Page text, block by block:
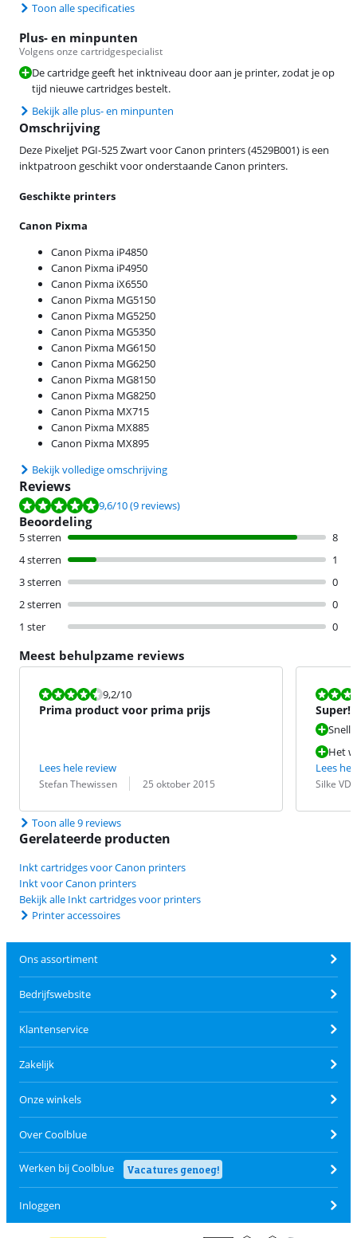
Toon alle specificaties
Plus- en minpunten
Volgens onze cartridgespecialist
De cartridge geeft het inktniveau door aan je printer, zodat je op
tijd nieuwe cartridges bestelt.
Bekijk alle plus- en minpunten
Omschrijving
Deze Pixeljet PGI-525 Zwart voor Canon printers (4529B001) is een
inktpatroon geschikt voor onderstaande Canon printers.
Geschikte printers
Canon Pixma
Canon Pixma iP4850
Canon Pixma iP4950
Canon Pixma iX6550
Canon Pixma MG5150
Canon Pixma MG5250
Canon Pixma MG5350
Canon Pixma MG6150
Canon Pixma MG6250
Canon Pixma MG8150
Canon Pixma MG8250
Canon Pixma MX715
Canon Pixma MX885
Canon Pixma MX895
Bekijk volledige omschrijving
Reviews
Beoordeling is 9,6 van de 10, gebaseerd op 9 reviews.
9,6/10(9 reviews)
Beoordeling
5 sterren
8
4 sterren
1
3 sterren
0
2 sterren
0
1 ster
0
Meest behulpzame reviews
Beoordeling is 9,2 van de 10.
9,2/10
Prima product voor prima prijs
Lees hele review
Beoordeling door:
Stefan Thewissen
Datum: 25 oktober 2015
Super!
Het
Lees
Silke
Datum:
Toon alle 9 reviews
Gerelateerde producten
Inkt cartridges voor Canon printers
Inkt voor Canon printers
Bekijk alle Inkt cartridges voor printers
Printer accessoires
Ons assortiment
Bedrijfswebsite
Klantenservice
Zakelijk
Onze winkels
Over Coolblue
Werken bij Coolblue Vacatures genoeg!
Inloggen